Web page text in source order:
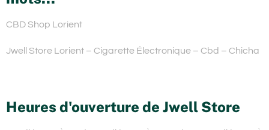
CBD Shop Lorient
Jwell Store Lorient – Cigarette Électronique – Cbd – Chicha
Heures d'ouverture de Jwell Store